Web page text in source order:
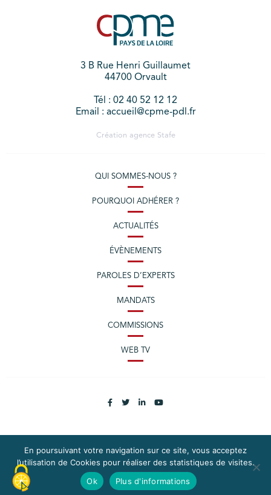
3 B Rue Henri Guillaumet
44700 Orvault
Tél : 02 40 52 12 12
Email : accueil@cpme-pdl.fr
Création agence Stafe
QUI SOMMES-NOUS ?
POURQUOI ADHÉRER ?
ACTUALITÉS
ÉVÈNEMENTS
PAROLES D’EXPERTS
MANDATS
COMMISSIONS
WEB TV
PLAN DU SITE
MENTIONS LÉGALES
EXERCEZ VOS DROITS
DONNÉES PERSONNELLES
CONTACTEZ LA CPME
En poursuivant votre navigation sur ce site, vous acceptez
l’utilisation de Cookies pour réaliser des statistiques de visites.
Ok
Plus d'informations